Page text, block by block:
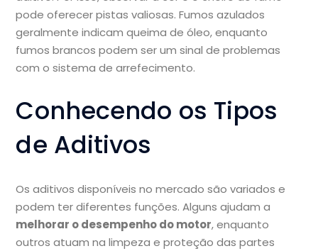
pode oferecer pistas valiosas. Fumos azulados
geralmente indicam queima de óleo, enquanto
fumos brancos podem ser um sinal de problemas
com o sistema de arrefecimento.
Conhecendo os Tipos
de Aditivos
Os aditivos disponíveis no mercado são variados e
podem ter diferentes funções. Alguns ajudam a
melhorar o desempenho do motor, enquanto
outros atuam na limpeza e proteção das partes